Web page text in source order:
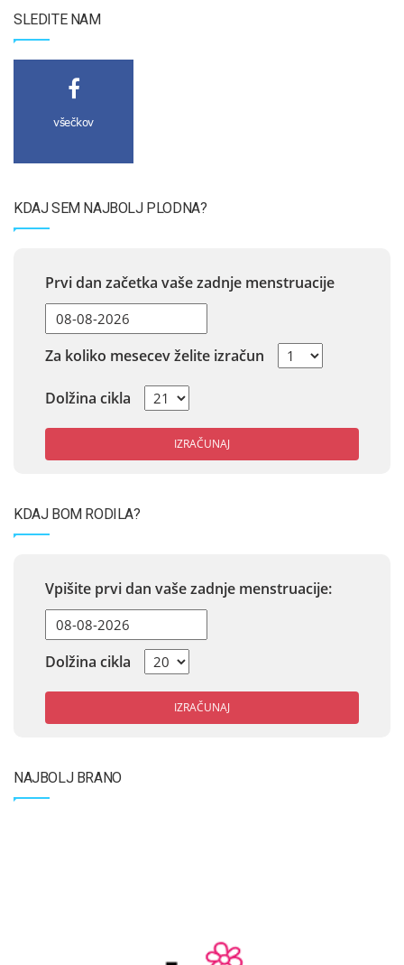
SLEDITE NAM
všečkov
KDAJ SEM NAJBOLJ PLODNA?
Prvi dan začetka vaše zadnje menstruacije
Za koliko mesecev želite izračun
Dolžina cikla
IZRAČUNAJ
KDAJ BOM RODILA?
Vpišite prvi dan vaše zadnje menstruacije:
Dolžina cikla
IZRAČUNAJ
NAJBOLJ BRANO